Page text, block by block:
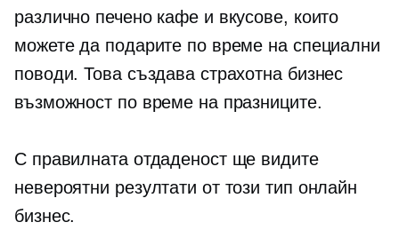
различно печено кафе и вкусове, които
можете да подарите по време на специални
поводи. Това създава страхотна бизнес
възможност по време на празниците.
С правилната отдаденост ще видите
невероятни резултати от този тип онлайн
бизнес.